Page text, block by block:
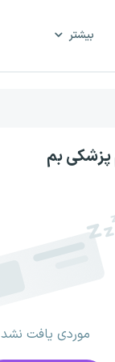
بیشتر
پزشکی بم
موردی یافت نشد